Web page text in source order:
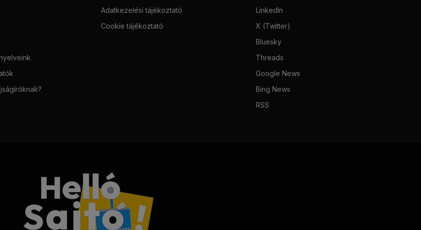
Adatkezelési tájékoztató
Cookie tájékoztató
LinkedIn
X (Twitter)
Bluesky
Threads
Google News
Bing News
RSS